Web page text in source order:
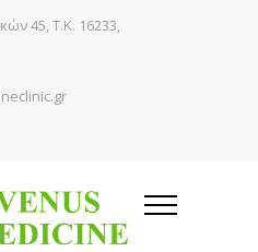
45, Τ.Κ. 16233,